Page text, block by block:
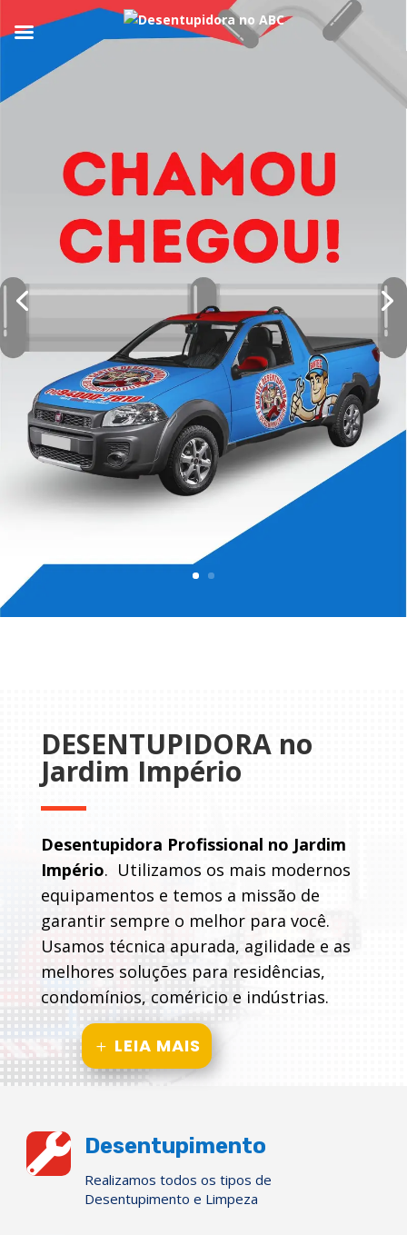
DESENTUPIDORA no
Jardim Império
Desentupidora Profissional no Jardim
Império. Utilizamos os mais modernos
equipamentos e temos a missão de
garantir sempre o melhor para você.
Usamos técnica apurada, agilidade e as
melhores soluções para residências,
condomínios, coméricio e indústrias.
LEIA MAIS
 Desentupimento
Realizamos todos os tipos de
Desentupimento e Limpeza